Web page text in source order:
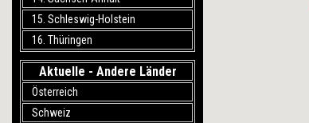
15. Schleswig-Holstein
16. Thüringen
Aktuelle - Andere Länder
Österreich
Schweiz